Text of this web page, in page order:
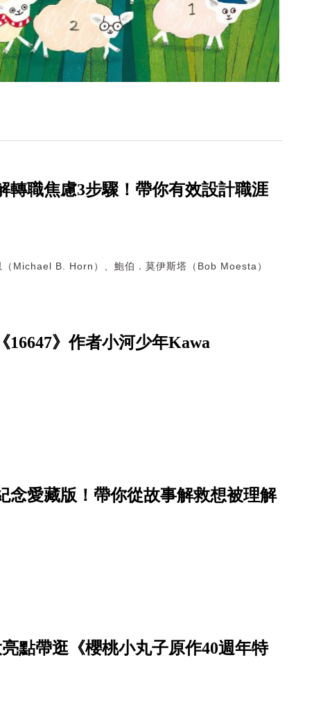
轉職焦慮3步驟！帶你有效設計職涯
Michael B. Horn）、鮑伯．莫伊斯塔（Bob Moesta）
》作者小河少年Kawa
念愛藏版！帶你從故事解救想被理解
點帶逛《櫻桃小丸子原作40週年特